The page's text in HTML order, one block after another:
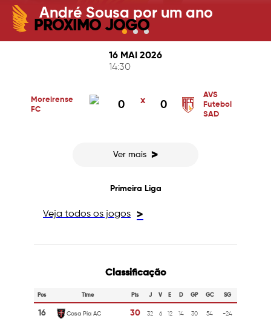
André Sousa por um ano
PRÓXIMO JOGO
16 MAI 2026
14:30
Moreirense
FC
0 x 0
AVS
Futebol
SAD
Ver mais >
Primeira Liga
Veja todos os jogos >
Classificação
Pos Time Pts J V E D GP GC SG
16 Casa Pia AC 30 32 6 12 14 30 54 -24